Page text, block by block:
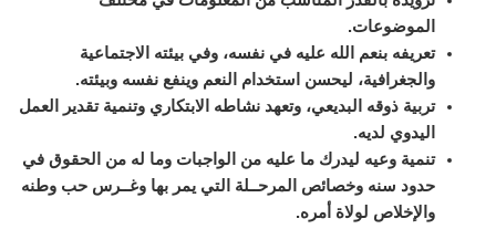
الموضوعات.
تعريفه بنعم الله عليه في نفسه، وفي بيئته الاجتماعية
والجغرافية، ليحسن استخدام النعم وينفع نفسه وبيئته.
تربية ذوقه البديعي، وتعهد نشاطه الابتكاري وتنمية تقدير العمل
اليدوي لديه.
تنمية وعيه ليدرك ما عليه من الواجبات وما له من الحقوق في
حدود سنه وخصائص المرحــلة التي يمر بها وغــرس حب وطنه
والإخلاص لولاة أمره.